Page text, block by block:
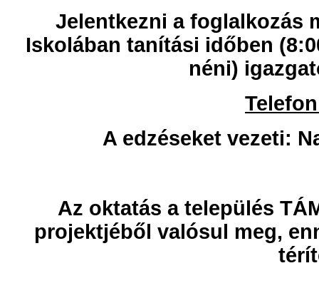
Jelentkezni a foglalkozás
Iskolában tanítási időben
néni)
A edzéseket vezeti:
Az oktatás a település
projektjéből valósul meg,